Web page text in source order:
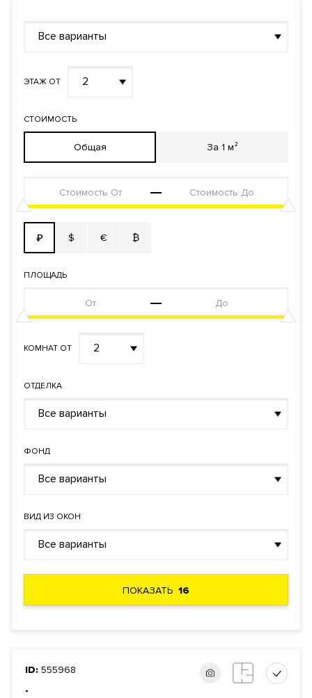
правообладания
Все варианты
ЭТАЖ ОТ 2
СТОИМОСТЬ
Общая За 1 м²
₽ $ € ₿
ПЛОЩАДЬ
КОМНАТ ОТ 2
ОТДЕЛКА
Все варианты
ФОНД
Все варианты
ВИД ИЗ ОКОН
Все варианты
ПОКАЗАТЬ 16
ID: 555968
-